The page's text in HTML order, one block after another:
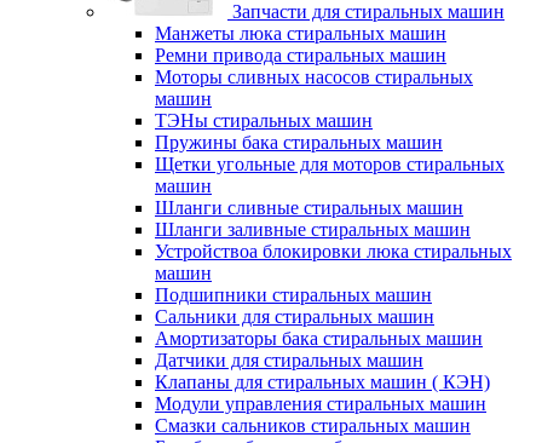
Запчасти для стиральных машин
Манжеты люка стиральных машин
Ремни привода стиральных машин
Моторы сливных насосов стиральных
машин
ТЭНы стиральных машин
Пружины бака стиральных машин
Щетки угольные для моторов стиральных
машин
Шланги сливные стиральных машин
Шланги заливные стиральных машин
Устройствоа блокировки люка стиральных
машин
Подшипники стиральных машин
Сальники для стиральных машин
Амортизаторы бака стиральных машин
Датчики для стиральных машин
Клапаны для стиральных машин ( КЭН)
Модули управления стиральных машин
Смазки сальников стиральных машин